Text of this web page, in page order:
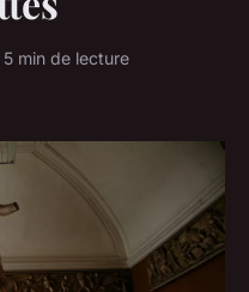
min de lecture